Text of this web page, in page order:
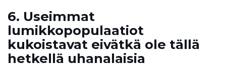
6. Useimmat
lumikkopopulaatiot
kukoistavat eivätkä ole tällä
hetkellä uhanalaisia